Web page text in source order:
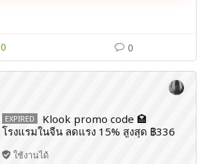
0 0
EXPIRED
Klook promo code 🏩
โรงแรมในจีน ลดแรง 15% สูงสุด ฿336
ใช้งานได้